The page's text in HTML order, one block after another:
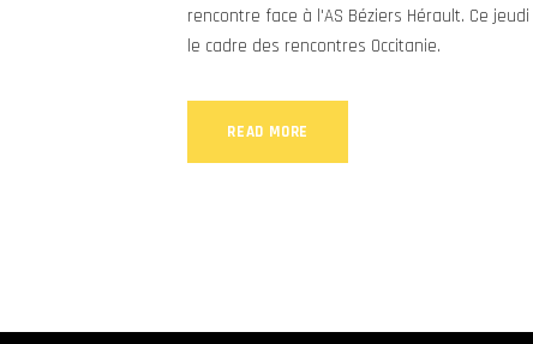
rencontre face à l'AS Béziers Hérault. Ce
le cadre des rencontres Occitanie.
READ MORE